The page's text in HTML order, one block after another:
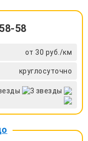
58
от 30 руб./км
круглосуточно